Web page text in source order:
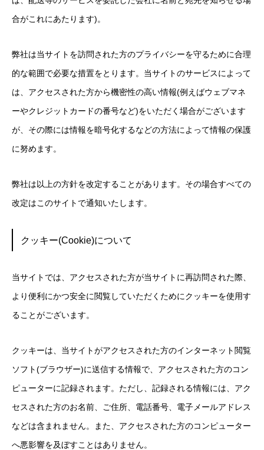
合がこれにあたります)。
弊社は当サイトを訪問された方のプライバシーを守るために合理
的な範囲で必要な措置をとります。当サイトのサービスによって
は、アクセスされた方から機密性の高い情報(例えばウェブマネ
ーやクレジットカードの番号など)をいただく場合がございます
が、その際には情報を暗号化するなどの方法によって情報の保護
に努めます。
弊社は以上の方針を改定することがあります。その場合すべての
改定はこのサイトで通知いたします。
クッキー(Cookie)について
当サイトでは、アクセスされた方が当サイトに再訪問された際、
より便利にかつ安全に閲覧していただくためにクッキーを使用す
ることがございます。
クッキーは、当サイトがアクセスされた方のインターネット閲覧
ソフト(ブラウザー)に送信する情報で、アクセスされた方のコン
ピューターに記録されます。ただし、記録される情報には、アク
セスされた方のお名前、ご住所、電話番号、電子メールアドレス
などは含まれません。また、アクセスされた方のコンピューター
へ悪影響を及ぼすことはありません。